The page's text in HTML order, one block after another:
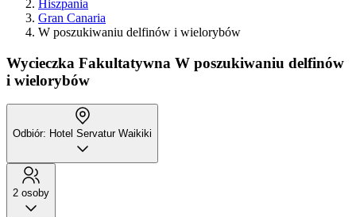
Hiszpania
Gran Canaria
W poszukiwaniu delfinów i wielorybów
Wycieczka Fakultatywna W poszukiwaniu delfinów
i wielorybów
Odbiór: Hotel Servatur Waikiki
2 osoby